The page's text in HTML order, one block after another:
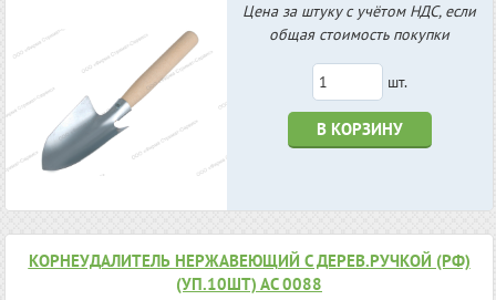
Цена за штуку с учётом НДС, если
общая стоимость покупки
шт.
В КОРЗИНУ
КОРНЕУДАЛИТЕЛЬ НЕРЖАВЕЮЩИЙ С ДЕРЕВ.РУЧКОЙ (РФ)
(УП.10ШТ) АС 0088